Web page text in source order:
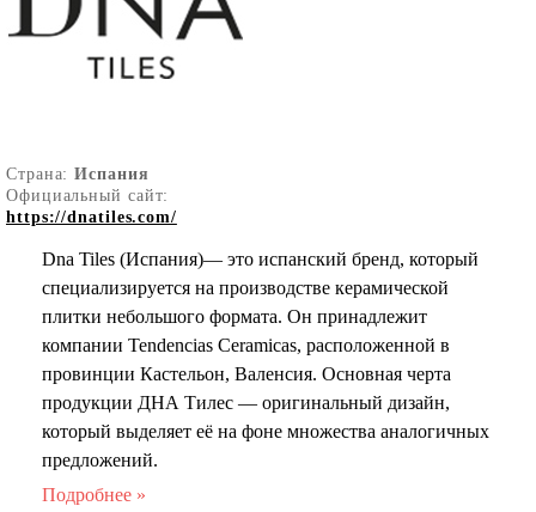
Страна:Испания
Официальный сайт:
https://dnatiles.com/
Dna Tiles (Испания)— это испанский бренд, который
специализируется на производстве керамической
плитки небольшого формата. Он принадлежит
компании Tendencias Ceramicas, расположенной в
провинции Кастельон, Валенсия. Основная черта
продукции ДНА Тилес — оригинальный дизайн,
который выделяет её на фоне множества аналогичных
предложений.
Плитка этого бренда отличается уникальными